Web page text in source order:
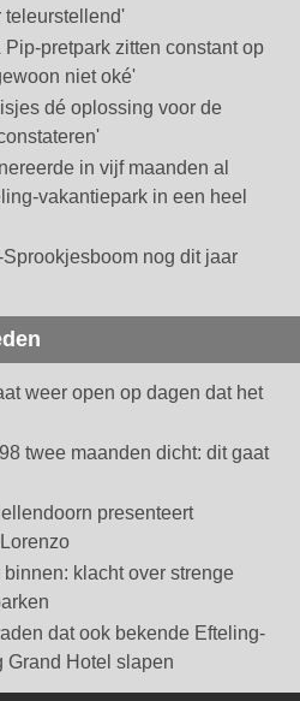
pretpark zitten constant op
niet oké'
dé oplossing voor de
in vijf maanden al
vakantiepark in een heel
nog dit jaar
weer open op dagen dat het
twee maanden dicht: dit gaat
presenteert
klacht over strenge
dat ook bekende Efteling-
Grand Hotel slapen